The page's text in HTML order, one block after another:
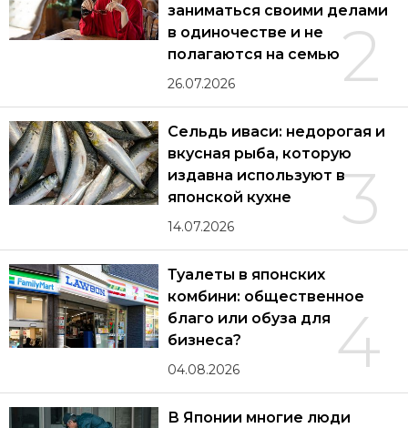
2
заниматься своими делами
в одиночестве и не
полагаются на семью
26.07.2026
3
Сельдь иваси: недорогая и
вкусная рыба, которую
издавна используют в
японской кухне
14.07.2026
4
Туалеты в японских
комбини: общественное
благо или обуза для
бизнеса?
04.08.2026
В Японии многие люди